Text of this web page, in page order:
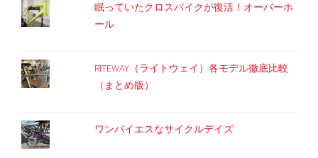
眠っていたクロスバイクが復活！オーバーホ
ール
RITEWAY（ライトウェイ）各モデル徹底比較
（まとめ版）
ワンバイエスなサイクルデイズ